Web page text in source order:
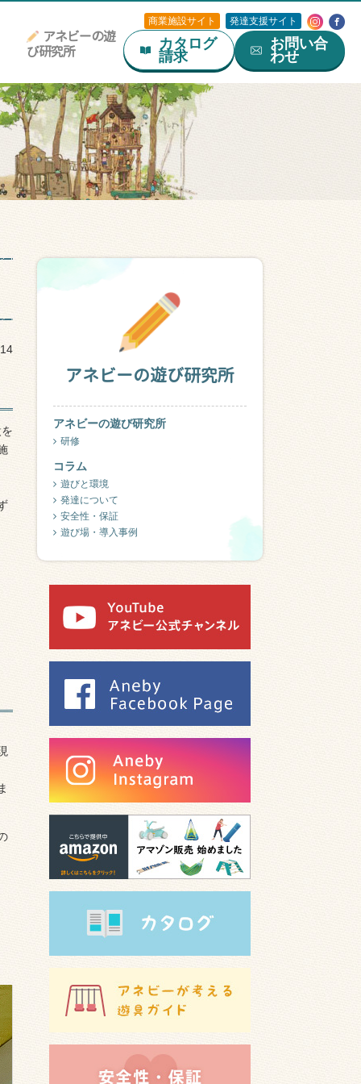
商業施設サイト 発達支援サイト
アネビーの遊
び研究所
カタログ
請求
お問い合
わせ
アネビーの遊び研究所
アネビーの遊び研究所
研修
コラム
遊びと環境
発達について
安全性・保証
遊び場・導入事例